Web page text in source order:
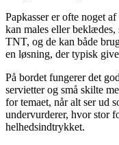
Papkasser er ofte noget
kan males eller
TNT, og de kan både
en løsning, der typisk
På bordet fungerer det
servietter og små skilte
for temaet, når alt ser ud
undervurderer, hvor stor
helhedsindtrykket.